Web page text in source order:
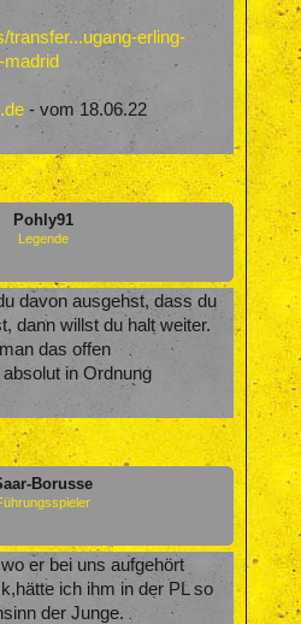
transfer...ugang-erling-
- vom 18.06.22
Pohly91
Legende
davon ausgehst, dass du
dann willst du halt weiter.
das offen
in Ordnung
Borusse
er bei uns aufgehört
ich ihm in der PL so
der Junge.